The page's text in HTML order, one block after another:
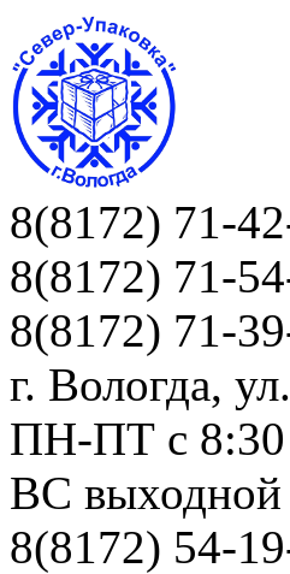
8(8172) 71-
8(8172) 71-
8(8172) 71-
г. Вологда,
ПН-ПТ c 8:30
ВС выходной
8(8172) 54-